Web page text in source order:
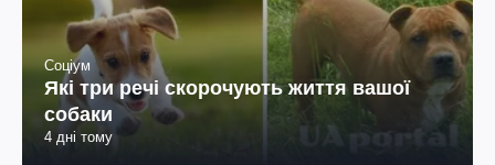
Соціум
Які три речі скорочують життя вашої
собаки
4 дні тому